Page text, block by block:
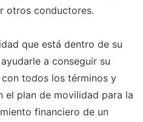
otros conductores.
que está dentro de su
a conseguir su
todos los términos y
el plan de movilidad para la
financiero de un